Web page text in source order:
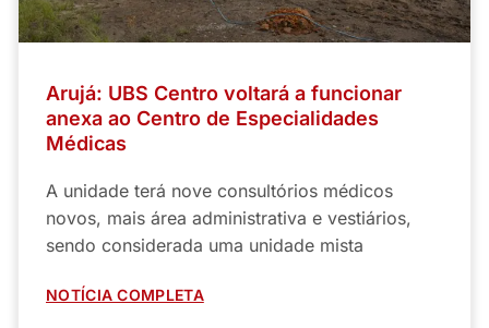
Arujá: UBS Centro voltará a funcionar
anexa ao Centro de Especialidades
Médicas
A unidade terá nove consultórios médicos
novos, mais área administrativa e vestiários,
sendo considerada uma unidade mista
NOTÍCIA COMPLETA